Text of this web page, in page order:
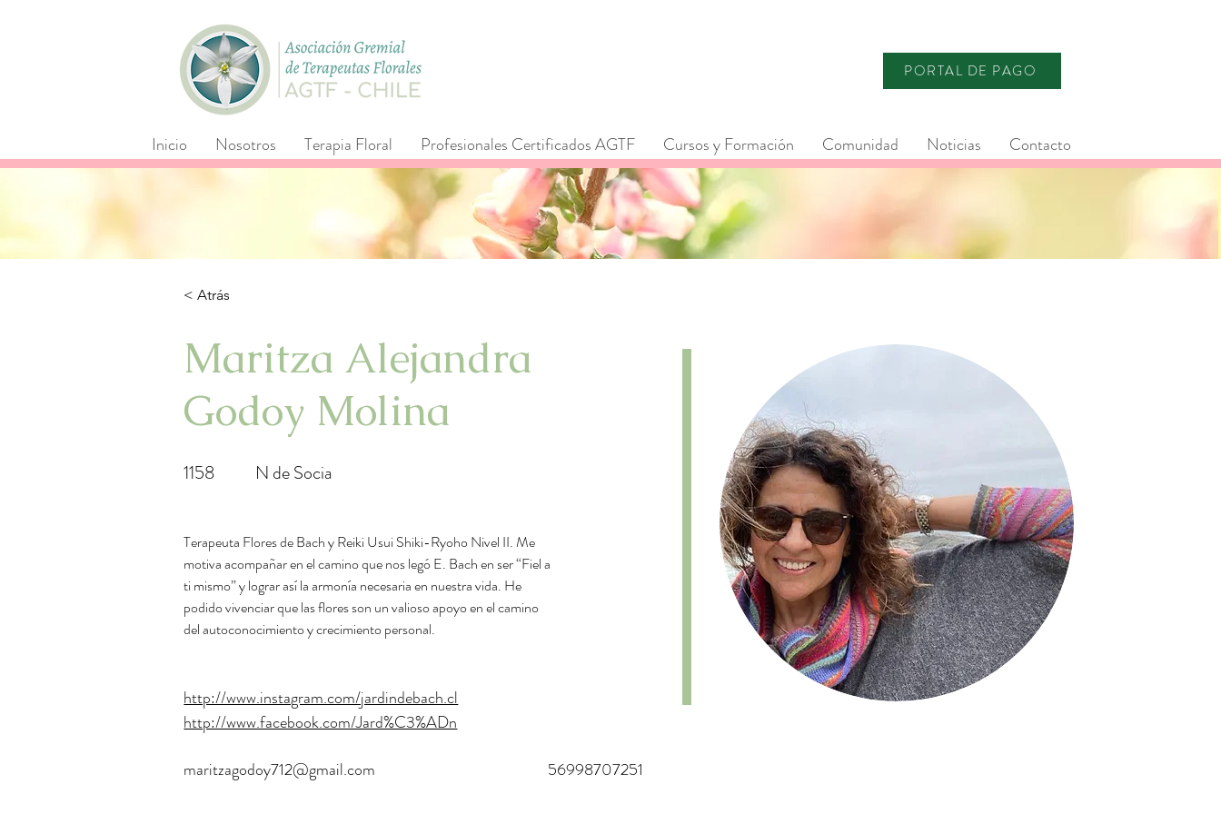
PORTAL DE PAGO
Inicio Nosotros Terapia Floral Profesionales Certificados AGTF Cursos y Formación Comunidad Noticias Contacto
< Atrás
Maritza Alejandra
Godoy Molina
1158 N de Socia
Terapeuta Flores de Bach y Reiki Usui Shiki-Ryoho Nivel II. Me
motiva acompañar en el camino que nos legó E. Bach en ser “Fiel a
ti mismo” y lograr así la armonía necesaria en nuestra vida. He
podido vivenciar que las flores son un valioso apoyo en el camino
del autoconocimiento y crecimiento personal.
http://www.instagram.com/jardindebach.cl
http://www.facebook.com/Jard%C3%ADn
maritzagodoy712@gmail.com
56998707251